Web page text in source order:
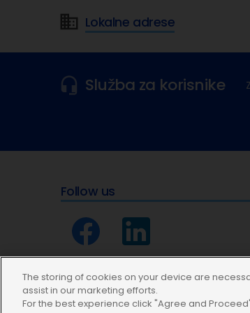
Lokalne adrese
Služba za korisnike
Follow us
The storing of cookies on your device are
assist in our marketing efforts.
For the best experience click "Agree and